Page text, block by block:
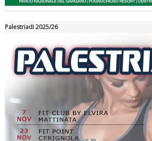
Palestriadi 2025/26